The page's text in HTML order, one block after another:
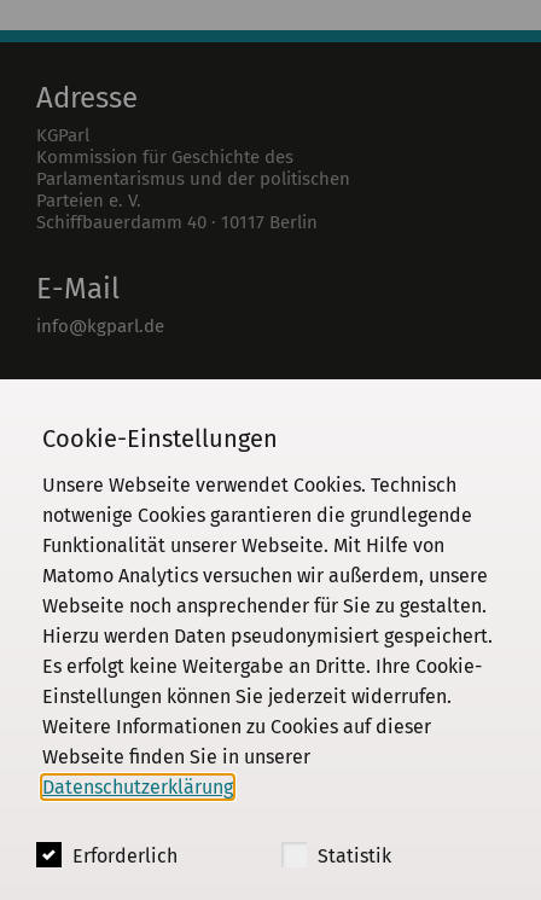
Adresse
KGParl
Kommission für Geschichte des
Parlamentarismus und der politischen
Parteien e. V.
Schiffbauerdamm 40 · 10117 Berlin
E-Mail
info@kgparl.de
030 / 206 33 94-0
Kommission
Institut
Forschung
Publikationen
Datenschutz
Impressum
Kontakt
Cookie-Einstellungen
Unsere Webseite verwendet Cookies. Technisch
notwenige Cookies garantieren die grundlegende
Funktionalität unserer Webseite. Mit Hilfe von
Matomo Analytics versuchen wir außerdem, unsere
Webseite noch ansprechender für Sie zu gestalten.
Hierzu werden Daten pseudonymisiert gespeichert.
Es erfolgt keine Weitergabe an Dritte. Ihre Cookie-
Einstellungen können Sie jederzeit widerrufen.
Weitere Informationen zu Cookies auf dieser
Webseite finden Sie in unserer
Datenschutzerklärung
Erforderlich Statistik